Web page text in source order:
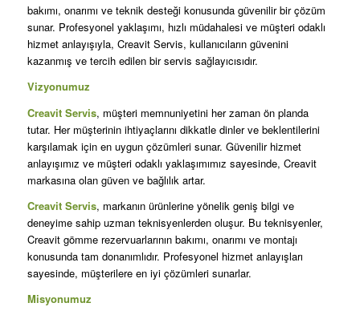
bakımı, onarımı ve teknik desteği konusunda güvenilir bir çözüm
sunar. Profesyonel yaklaşımı, hızlı müdahalesi ve müşteri odaklı
hizmet anlayışıyla, Creavit Servis, kullanıcıların güvenini
kazanmış ve tercih edilen bir servis sağlayıcısıdır.
Vizyonumuz
Creavit Servis, müşteri memnuniyetini her zaman ön planda
tutar. Her müşterinin ihtiyaçlarını dikkatle dinler ve beklentilerini
karşılamak için en uygun çözümleri sunar. Güvenilir hizmet
anlayışımız ve müşteri odaklı yaklaşımımız sayesinde, Creavit
markasına olan güven ve bağlılık artar.
Creavit Servis, markanın ürünlerine yönelik geniş bilgi ve
deneyime sahip uzman teknisyenlerden oluşur. Bu teknisyenler,
Creavit gömme rezervuarlarının bakımı, onarımı ve montajı
konusunda tam donanımlıdır. Profesyonel hizmet anlayışları
sayesinde, müşterilere en iyi çözümleri sunarlar.
Misyonumuz